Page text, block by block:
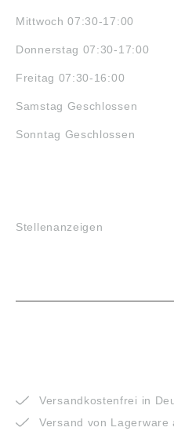
Mittwoch 07:30-17:00
Donnerstag 07:30-17:00
Freitag 07:30-16:00
Samstag Geschlossen
Sonntag Geschlossen
Stellenanzeigen
Versandkostenfrei in
Versand von Lagerware